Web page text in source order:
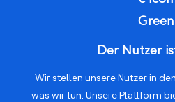
Der Nutzer
Wir stellen unsere Nutzer in
was wir tun. Unsere Plattform